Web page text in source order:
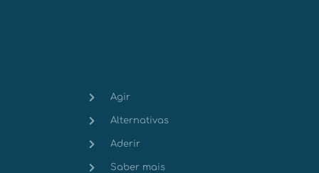
Agir
Alternativas
Aderir
Saber mais